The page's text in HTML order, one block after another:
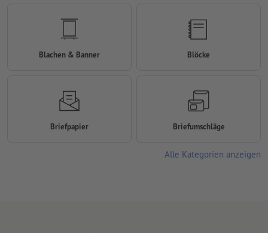
Blachen & Banner Blöcke
Briefpapier Briefumschläge
Alle Kategorien anzeigen